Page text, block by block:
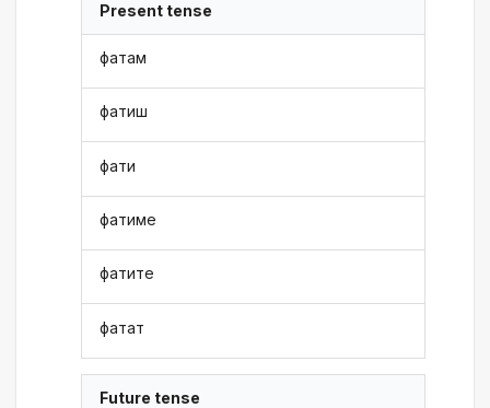
Present tense
фатам
фатиш
фати
фатиме
фатите
фатат
Future tense